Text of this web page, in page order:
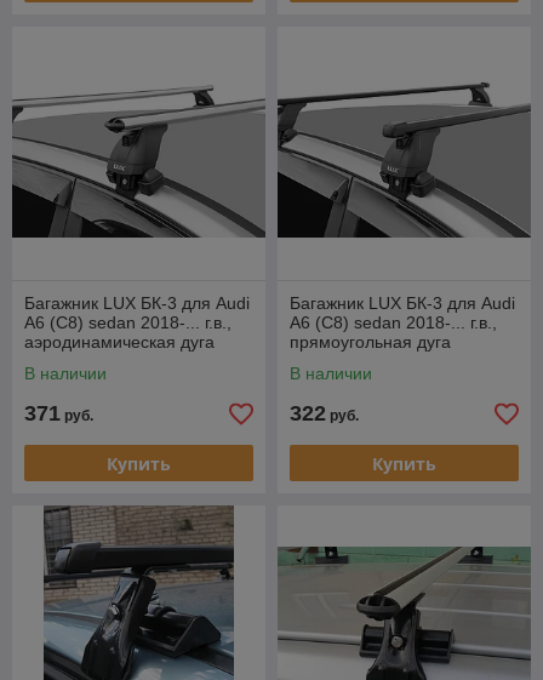
Багажник LUX БК-3 для Audi
A6 (С8) sedan 2018-... г.в.,
аэродинамическая дуга
В наличии
371 руб.
Купить
Багажник LUX БК-3 для Audi
A6 (С8) sedan 2018-... г.в.,
прямоугольная дуга
В наличии
322 руб.
Купить